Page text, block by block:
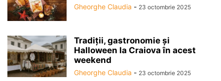
Gheorghe Claudia - 23 octombrie 2025
Tradiții, gastronomie și
Halloween la Craiova în acest
weekend
Gheorghe Claudia - 23 octombrie 2025